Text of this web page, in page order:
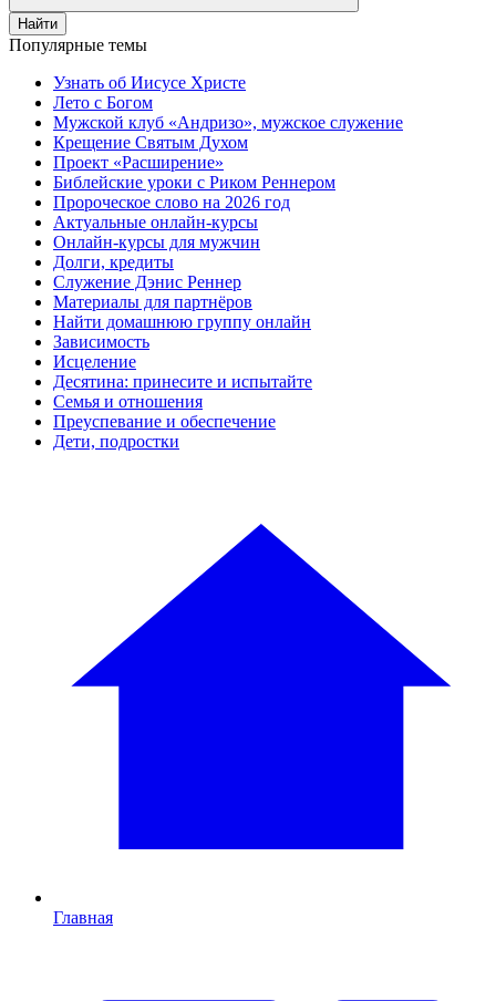
Найти
Популярные темы
Узнать об Иисусе Христе
Лето с Богом
Мужской клуб «Андризо», мужское служение
Крещение Святым Духом
Проект «Расширение»
Библейские уроки с Риком Реннером
Пророческое слово на 2026 год
Актуальные онлайн-курсы
Онлайн-курсы для мужчин
Долги, кредиты
Служение Дэнис Реннер
Материалы для партнёров
Найти домашнюю группу онлайн
Зависимость
Исцеление
Десятина: принесите и испытайте
Семья и отношения
Преуспевание и обеспечение
Дети, подростки
Главная